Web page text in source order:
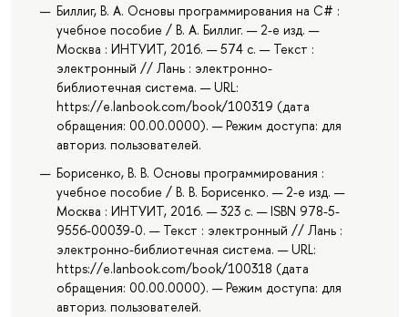
Биллиг, В. А. Основы программирования на C# :
учебное пособие / В. А. Биллиг. — 2-е изд. —
Москва : ИНТУИТ, 2016. — 574 с. — Текст :
электронный // Лань : электронно-
библиотечная система. — URL:
https://e.lanbook.com/book/100319 (дата
обращения: 00.00.0000). — Режим доступа: для
авториз. пользователей.
Борисенко, В. В. Основы программирования :
учебное пособие / В. В. Борисенко. — 2-е изд. —
Москва : ИНТУИТ, 2016. — 323 с. — ISBN 978-5-
9556-00039-0. — Текст : электронный // Лань :
электронно-библиотечная система. — URL:
https://e.lanbook.com/book/100318 (дата
обращения: 00.00.0000). — Режим доступа: для
авториз. пользователей.